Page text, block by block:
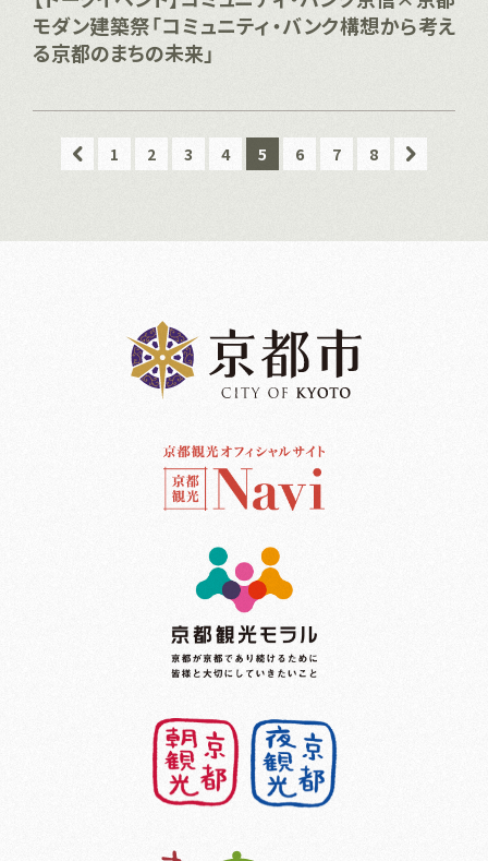
モダン建築祭「コミュニティ・バンク構想から考え
る京都のまちの未来」
z 1 2 3 4 5 6 7 8 n